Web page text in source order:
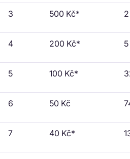
3 500 Kč*
4 200 Kč*
5 100 Kč*
6 50 Kč
7 40 Kč*